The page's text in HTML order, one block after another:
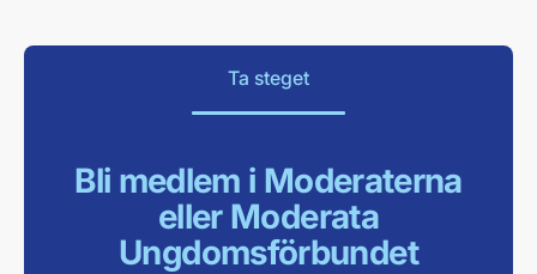
Ta steget
Bli medlem i Moderaterna
eller Moderata
Ungdomsförbundet